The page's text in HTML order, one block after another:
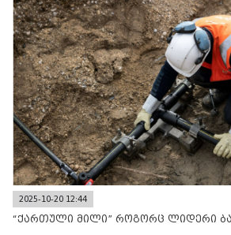
2025-10-20 12:44
“ქართული მილი” როგორც ლიდერი